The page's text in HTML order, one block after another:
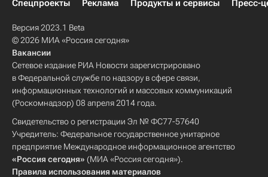
Спецпроекты
Реклама Продукты и сервисы Пресс-
Версия 2023.1 Beta
© 2026 МИА «Россия сегодня»
Вакансии
Сетевое издание РИА Новости зарегистрировано
в Федеральной службе по надзору в сфере связи,
информационных технологий и массовых коммуникаций
(Роскомнадзор) 08 апреля 2014 года.
Свидетельство о регистрации Эл № ФС77-57640
Учредитель: Федеральное государственное унитарное
предприятие Международное информационное агентство
«Россия сегодня» (МИА «Россия сегодня»).
Правила использования материалов